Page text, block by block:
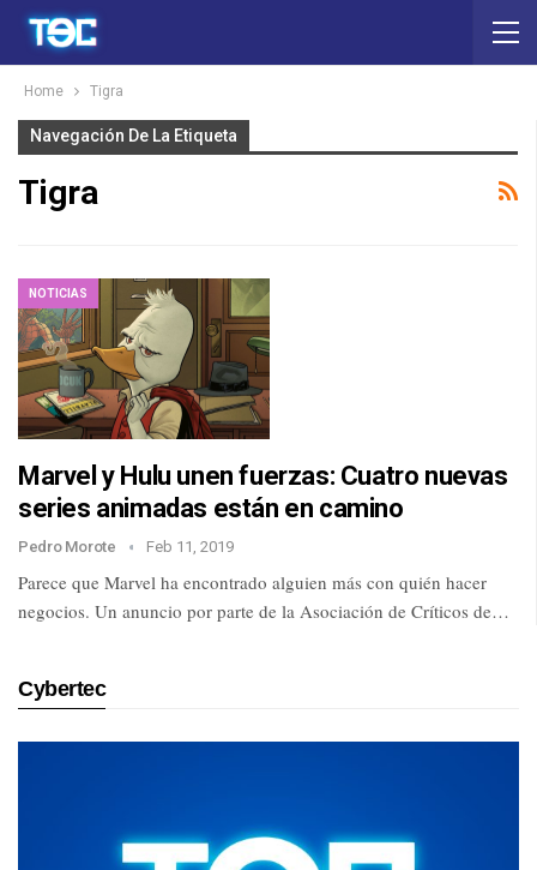
Home Tigra
Navegación De La Etiqueta
Tigra
NOTICIAS
Marvel y Hulu unen fuerzas: Cuatro nuevas
series animadas están en camino
Pedro Morote Feb 11, 2019
Parece que Marvel ha encontrado alguien más con quién hacer
negocios. Un anuncio por parte de la Asociación de Críticos de…
Cybertec